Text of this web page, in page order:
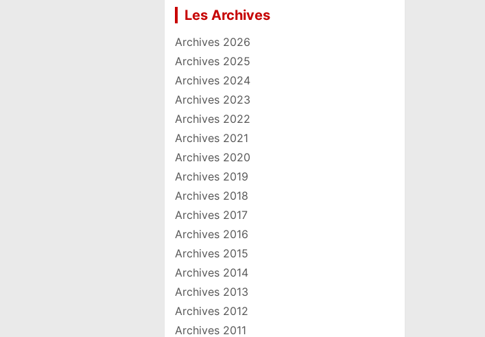
Les Archives
Archives 2026
Archives 2025
Archives 2024
Archives 2023
Archives 2022
Archives 2021
Archives 2020
Archives 2019
Archives 2018
Archives 2017
Archives 2016
Archives 2015
Archives 2014
Archives 2013
Archives 2012
Archives 2011